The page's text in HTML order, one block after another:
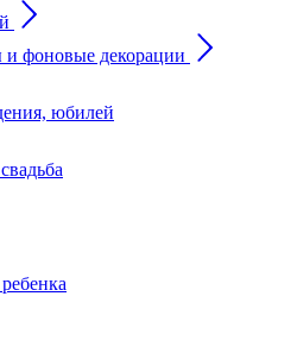
и фоновые декорации
юбилей